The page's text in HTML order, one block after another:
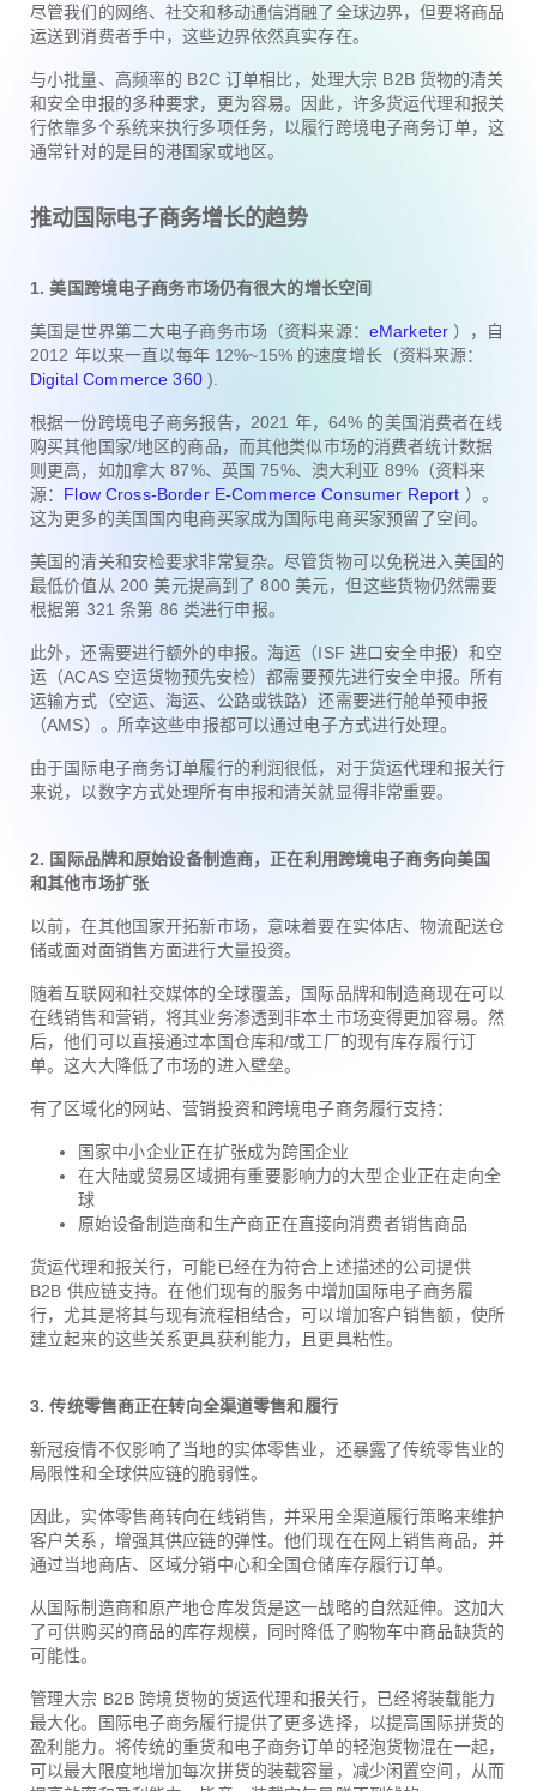
尽管我们的网络、社交和移动通信消融了全球边界，但要将商品
运送到消费者手中，这些边界依然真实存在。
与小批量、高频率的 B2C 订单相比，处理大宗 B2B 货物的清关
和安全申报的多种要求，更为容易。因此，许多货运代理和报关
行依靠多个系统来执行多项任务，以履行跨境电子商务订单，这
通常针对的是目的港国家或地区。
推动国际电子商务增长的趋势
1. 美国跨境电子商务市场仍有很大的增长空间
美国是世界第二大电子商务市场（资料来源： eMarketer ），自
2012 年以来一直以每年 12%~15% 的速度增长（资料来源：
Digital Commerce 360 ).
根据一份跨境电子商务报告，2021 年，64% 的美国消费者在线
购买其他国家/地区的商品，而其他类似市场的消费者统计数据
则更高，如加拿大 87%、英国 75%、澳大利亚 89%（资料来
源： Flow Cross-Border E-Commerce Consumer Report ）。
这为更多的美国国内电商买家成为国际电商买家预留了空间。
美国的清关和安检要求非常复杂。尽管货物可以免税进入美国的
最低价值从 200 美元提高到了 800 美元，但这些货物仍然需要
根据第 321 条第 86 类进行申报。
此外，还需要进行额外的申报。海运（ISF 进口安全申报）和空
运（ACAS 空运货物预先安检）都需要预先进行安全申报。所有
运输方式（空运、海运、公路或铁路）还需要进行舱单预申报
（AMS）。所幸这些申报都可以通过电子方式进行处理。
由于国际电子商务订单履行的利润很低，对于货运代理和报关行
来说，以数字方式处理所有申报和清关就显得非常重要。
2. 国际品牌和原始设备制造商，正在利用跨境电子商务向美国
和其他市场扩张
以前，在其他国家开拓新市场，意味着要在实体店、物流配送仓
储或面对面销售方面进行大量投资。
随着互联网和社交媒体的全球覆盖，国际品牌和制造商现在可以
在线销售和营销，将其业务渗透到非本土市场变得更加容易。然
后，他们可以直接通过本国仓库和/或工厂的现有库存履行订
单。这大大降低了市场的进入壁垒。
有了区域化的网站、营销投资和跨境电子商务履行支持：
国家中小企业正在扩张成为跨国企业
在大陆或贸易区域拥有重要影响力的大型企业正在走向全
球
原始设备制造商和生产商正在直接向消费者销售商品
货运代理和报关行，可能已经在为符合上述描述的公司提供
B2B 供应链支持。在他们现有的服务中增加国际电子商务履
行，尤其是将其与现有流程相结合，可以增加客户销售额，使所
建立起来的这些关系更具获利能力，且更具粘性。
3. 传统零售商正在转向全渠道零售和履行
新冠疫情不仅影响了当地的实体零售业，还暴露了传统零售业的
局限性和全球供应链的脆弱性。
因此，实体零售商转向在线销售，并采用全渠道履行策略来维护
客户关系，增强其供应链的弹性。他们现在在网上销售商品，并
通过当地商店、区域分销中心和全国仓储库存履行订单。
从国际制造商和原产地仓库发货是这一战略的自然延伸。这加大
了可供购买的商品的库存规模，同时降低了购物车中商品缺货的
可能性。
管理大宗 B2B 跨境货物的货运代理和报关行，已经将装载能力
最大化。国际电子商务履行提供了更多选择，以提高国际拼货的
盈利能力。将传统的重货和电子商务订单的轻泡货物混在一起，
可以最大限度地增加每次拼货的装载容量，减少闲置空间，从而